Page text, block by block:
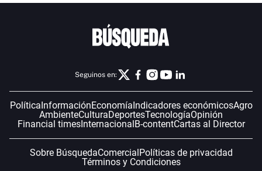
Seguinos en:
PolíticaInformaciónEconomíaIndicadores económicosAgro
AmbienteCulturaDeportesTecnologíaOpinión
Financial timesInternacionalB-contentCartas al Director
Sobre BúsquedaComercialPolíticas de privacidad
Términos y Condiciones